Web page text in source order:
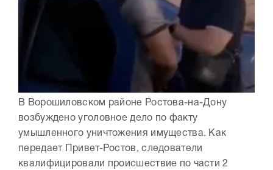
В Ворошиловском районе Ростова-на-Дону
возбуждено уголовное дело по факту
умышленного уничтожения имущества. Как
передает Привет-Ростов, следователи
квалифицировали происшествие по части 2